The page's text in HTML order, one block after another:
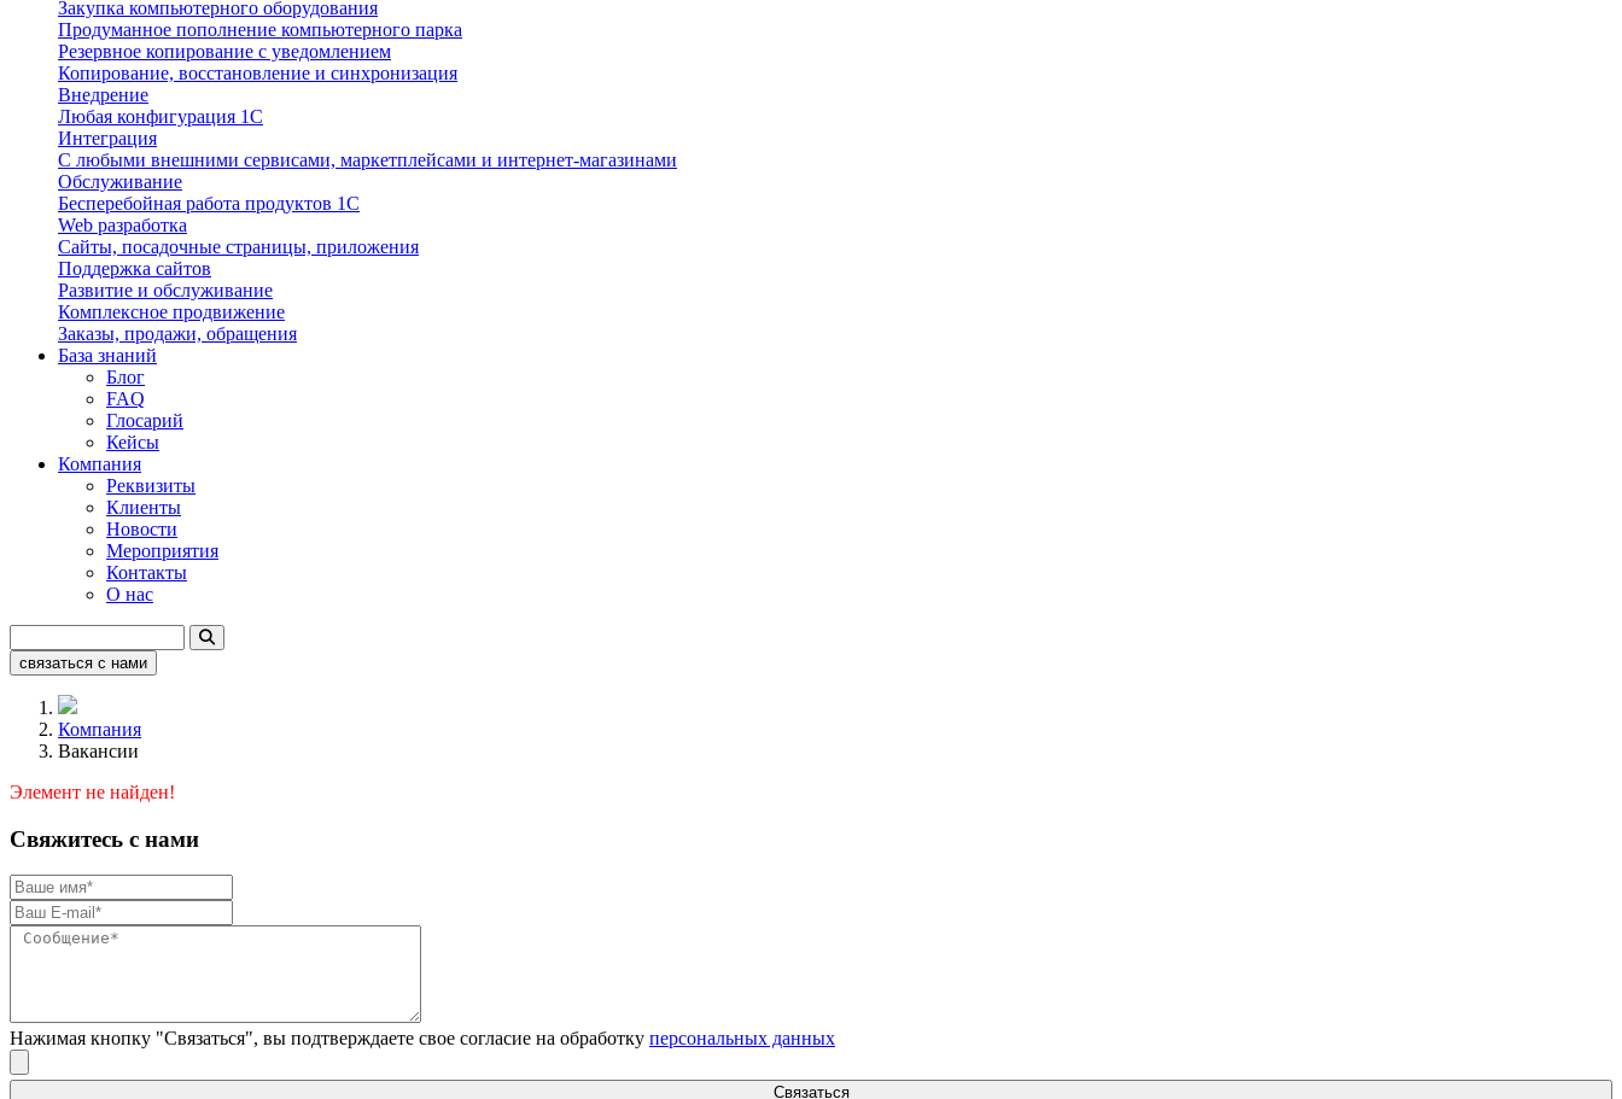
Закупка компьютерного оборудования
Продуманное пополнение компьютерного парка
Резервное копирование с уведомлением
Копирование, восстановление и синхронизация
Внедрение
Любая конфигурация 1С
Интеграция
С любыми внешними сервисами, маркетплейсами и интернет-магазинами
Обслуживание
Бесперебойная работа продуктов 1С
Web разработка
Сайты, посадочные страницы, приложения
Поддержка сайтов
Развитие и обслуживание
Комплексное продвижение
Заказы, продажи, обращения
База знаний
Блог
FAQ
Глосарий
Кейсы
Компания
Реквизиты
Клиенты
Новости
Мероприятия
Контакты
О нас
связаться с нами
Компания
Вакансии
Элемент не найден!
Свяжитесь с нами
Нажимая кнопку "Связаться", вы подтверждаете свое согласие на обработку персональных данных